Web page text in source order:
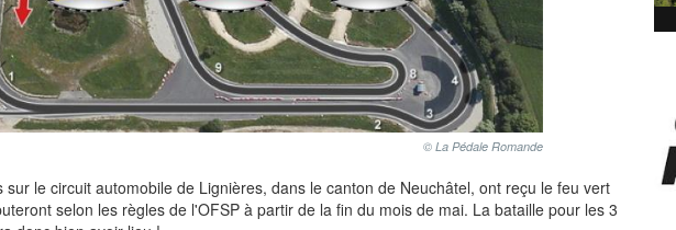
© La Pédale Romande
sur le circuit automobile de Lignières, dans le canton de Neuchâtel, ont reçu le feu vert
selon les règles de l'OFSP à partir de la fin du mois de mai. La bataille pour les 3